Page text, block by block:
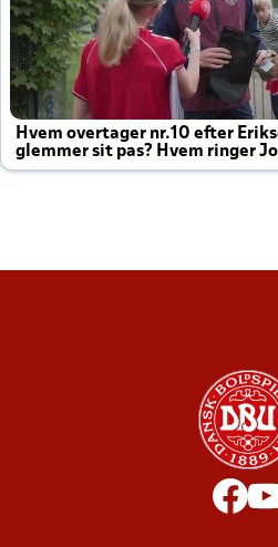
Hvem overtager nr.10 efter
glemmer sit pas? Hvem ringer
altid til efter kampe?